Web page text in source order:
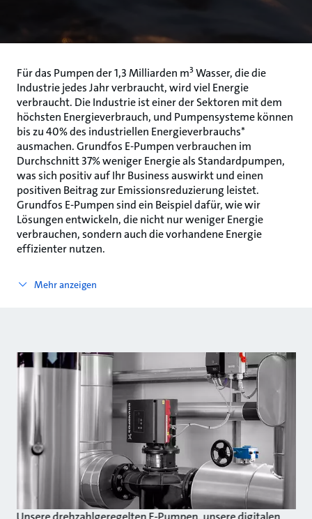
Für das Pumpen der 1,3 Milliarden m3Wasser, die die
Industrie jedes Jahr verbraucht, wird viel Energie
verbraucht. Die Industrie ist einer der Sektoren mit dem
höchsten Energieverbrauch, und Pumpensysteme können
bis zu 40% des industriellen Energieverbrauchs*
ausmachen. Grundfos E-Pumpen verbrauchen im
Durchschnitt 37% weniger Energie als Standardpumpen,
was sich positiv auf Ihr Business auswirkt und einen
positiven Beitrag zur Emissionsreduzierung leistet.
Grundfos E-Pumpen sind ein Beispiel dafür, wie wir
Lösungen entwickeln, die nicht nur weniger Energie
verbrauchen, sondern auch die vorhandene Energie
effizienter nutzen.
Mehr anzeigen